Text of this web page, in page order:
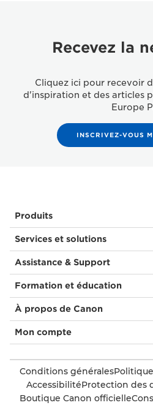
Recevez la
Cliquez ici pour recevoir
d'inspiration et des articles
Europe
INSCRIVEZ-VOUS
Produits
Services et solutions
Assistance & Support
Formation et éducation
À propos de Canon
Mon compte
Conditions générales
AccessibilitéProtection des
Boutique Canon officielle